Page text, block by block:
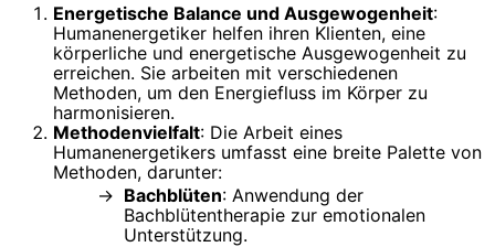
Energetische Balance und Ausgewogenheit:
Humanenergetiker helfen ihren Klienten, eine
körperliche und energetische Ausgewogenheit zu
erreichen. Sie arbeiten mit verschiedenen
Methoden, um den Energiefluss im Körper zu
harmonisieren.
Methodenvielfalt: Die Arbeit eines
Humanenergetikers umfasst eine breite Palette von
Methoden, darunter:
Bachblüten: Anwendung der
Bachblütentherapie zur emotionalen
Unterstützung.